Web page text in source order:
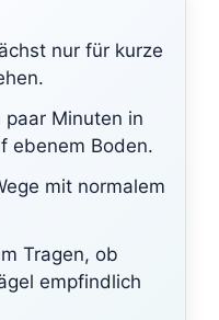
nur für kurze
paar Minuten in
ebenem Boden.
mit normalem
Tragen, ob
empfindlich